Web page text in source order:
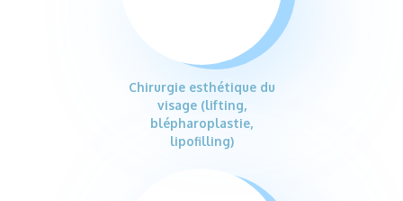
Chirurgie esthétique du
visage (lifting,
blépharoplastie,
lipofilling)